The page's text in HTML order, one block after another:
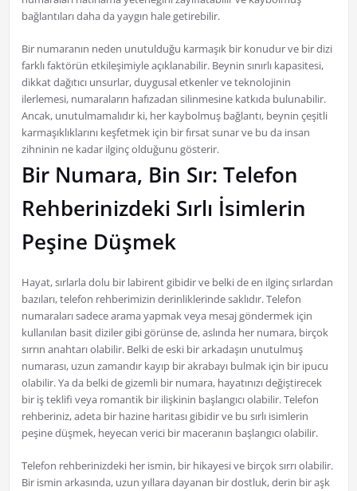
bağlantıları daha da yaygın hale getirebilir.
Bir numaranın neden unutulduğu karmaşık bir konudur ve bir dizi
farklı faktörün etkileşimiyle açıklanabilir. Beynin sınırlı kapasitesi,
dikkat dağıtıcı unsurlar, duygusal etkenler ve teknolojinin
ilerlemesi, numaraların hafızadan silinmesine katkıda bulunabilir.
Ancak, unutulmamalıdır ki, her kaybolmuş bağlantı, beynin çeşitli
karmaşıklıklarını keşfetmek için bir fırsat sunar ve bu da insan
zihninin ne kadar ilginç olduğunu gösterir.
Bir Numara, Bin Sır: Telefon
Rehberinizdeki Sırlı İsimlerin
Peşine Düşmek
Hayat, sırlarla dolu bir labirent gibidir ve belki de en ilginç sırlardan
bazıları, telefon rehberimizin derinliklerinde saklıdır. Telefon
numaraları sadece arama yapmak veya mesaj göndermek için
kullanılan basit diziler gibi görünse de, aslında her numara, birçok
sırrın anahtarı olabilir. Belki de eski bir arkadaşın unutulmuş
numarası, uzun zamandır kayıp bir akrabayı bulmak için bir ipucu
olabilir. Ya da belki de gizemli bir numara, hayatınızı değiştirecek
bir iş teklifi veya romantik bir ilişkinin başlangıcı olabilir. Telefon
rehberiniz, adeta bir hazine haritası gibidir ve bu sırlı isimlerin
peşine düşmek, heyecan verici bir maceranın başlangıcı olabilir.
Telefon rehberinizdeki her ismin, bir hikayesi ve birçok sırrı olabilir.
Bir ismin arkasında, uzun yıllara dayanan bir dostluk, derin bir aşk